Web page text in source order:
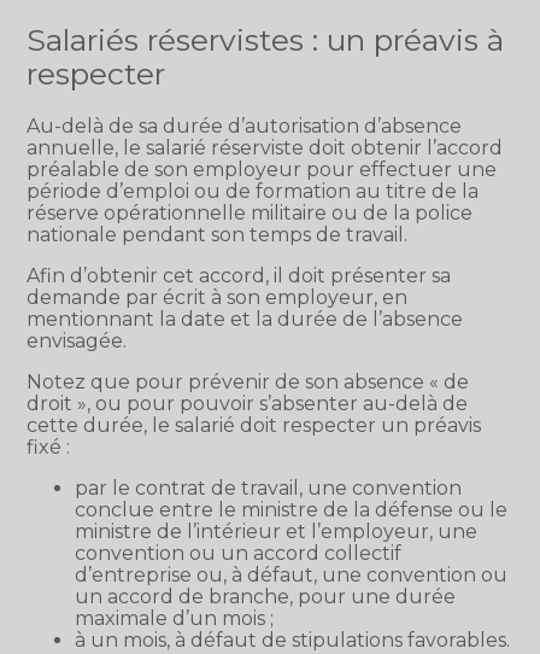
Salariés réservistes : un préavis à
respecter
Au-delà de sa durée d’autorisation d’absence
annuelle, le salarié réserviste doit obtenir l’accord
préalable de son employeur pour effectuer une
période d’emploi ou de formation au titre de la
réserve opérationnelle militaire ou de la police
nationale pendant son temps de travail.
Afin d’obtenir cet accord, il doit présenter sa
demande par écrit à son employeur, en
mentionnant la date et la durée de l’absence
envisagée.
Notez que pour prévenir de son absence « de
droit », ou pour pouvoir s’absenter au-delà de
cette durée, le salarié doit respecter un préavis
fixé :
par le contrat de travail, une convention
conclue entre le ministre de la défense ou le
ministre de l’intérieur et l’employeur, une
convention ou un accord collectif
d’entreprise ou, à défaut, une convention ou
un accord de branche, pour une durée
maximale d’un mois ;
à un mois, à défaut de stipulations favorables.